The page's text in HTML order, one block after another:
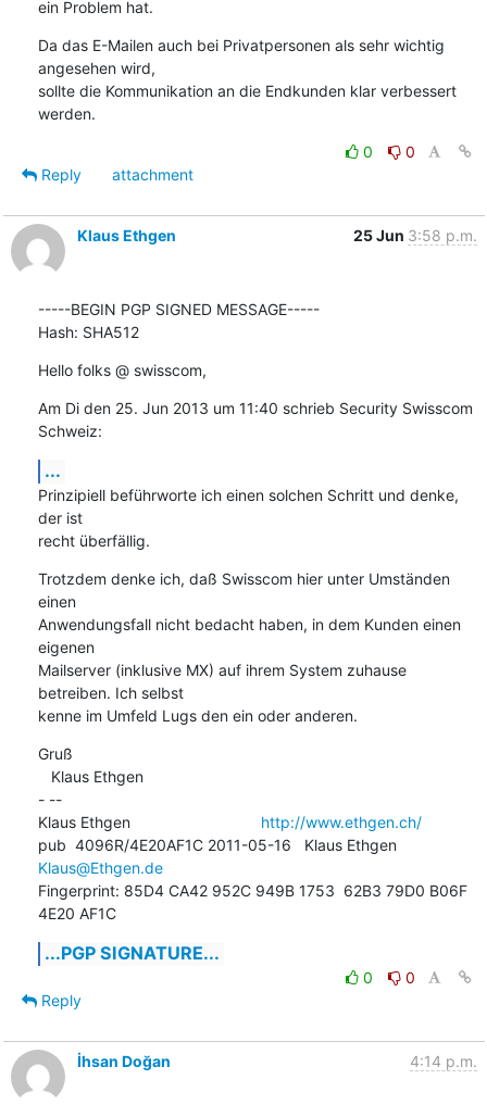
ein Problem hat.
Da das E-Mailen auch bei Privatpersonen als sehr wichtig
angesehen wird,
sollte die Kommunikation an die Endkunden klar verbessert
werden.
0
0
Reply
attachment
Klaus Ethgen 25 Jun 3:58 p.m.
-----BEGIN PGP SIGNED MESSAGE-----
Hash: SHA512
Hello folks @ swisscom,
Am Di den 25. Jun 2013 um 11:40 schrieb Security Swisscom
Schweiz:
...
Prinzipiell beführworte ich einen solchen Schritt und denke,
der ist
recht überfällig.
Trotzdem denke ich, daß Swisscom hier unter Umständen
einen
Anwendungsfall nicht bedacht haben, in dem Kunden einen
eigenen
Mailserver (inklusive MX) auf ihrem System zuhause
betreiben. Ich selbst
kenne im Umfeld Lugs den ein oder anderen.
Gruß
- --
Klaus Ethgen http://www.ethgen.ch/
pub  4096R/4E20AF1C 2011-05-16   Klaus Ethgen
Klaus@Ethgen.de
Fingerprint: 85D4 CA42 952C 949B 1753  62B3 79D0 B06F
4E20 AF1C
...PGP SIGNATURE...
0
0
Reply
İhsan Doğan 4:14 p.m.